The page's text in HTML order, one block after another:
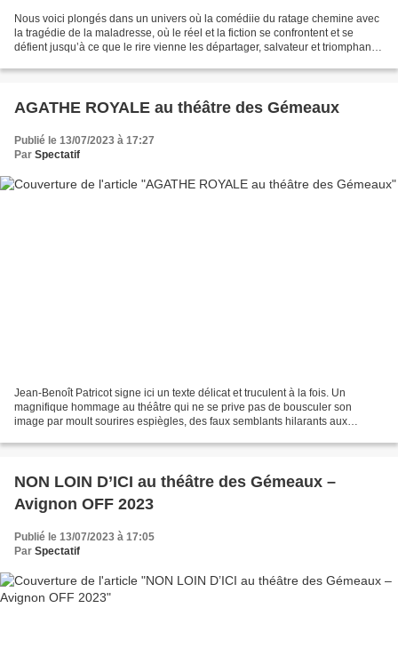
Nous voici plongés dans un univers où la comédiie du ratage chemine avec
la tragédie de la maladresse, où le réel et la fiction se confrontent et se
défient jusqu’à ce que le rire vienne les départager, salvateur et triomphant.
AGATHE ROYALE au théâtre des Gémeaux
Publié le 13/07/2023 à 17:27
Par Spectatif
Jean-Benoît Patricot signe ici un texte délicat et truculent à la fois. Un
magnifique hommage au théâtre qui ne se prive pas de bousculer son
image par moult sourires espiègles, des faux semblants hilarants aux
NON LOIN D’ICI au théâtre des Gémeaux –
Avignon OFF 2023
Publié le 13/07/2023 à 17:05
Par Spectatif